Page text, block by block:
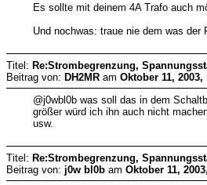
Es sollte mit deinem 4A Trafo auch
Und nochwas: traue nie dem was der
Titel: Re:Strombegrenzung,
Beitrag von: DH2MR am Oktober 11, 2003,
@j0wbl0b was soll das in dem
größer würd ich ihn auch nicht
usw.
Titel: Re:Strombegrenzung,
Beitrag von: j0w bl0b am Oktober 11,